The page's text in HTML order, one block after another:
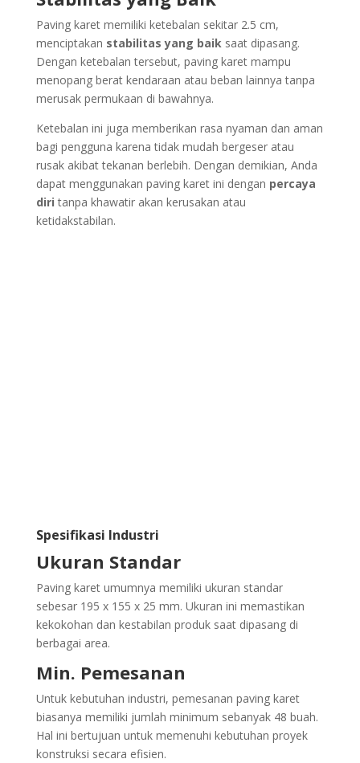
Paving karet memiliki ketebalan sekitar 2.5 cm,
menciptakan stabilitas yang baiksaat dipasang.
Dengan ketebalan tersebut, paving karet mampu
menopang berat kendaraan atau beban lainnya tanpa
merusak permukaan di bawahnya.
Ketebalan ini juga memberikan rasa nyaman dan aman
bagi pengguna karena tidak mudah bergeser atau
rusak akibat tekanan berlebih. Dengan demikian, Anda
dapat menggunakan paving karet ini dengan percaya
diri tanpa khawatir akan kerusakan atau
ketidakstabilan.
Spesifikasi Industri
Ukuran Standar
Paving karet umumnya memiliki ukuran standar
sebesar 195 x 155 x 25 mm. Ukuran ini memastikan
kekokohan dan kestabilan produk saat dipasang di
berbagai area.
Min. Pemesanan
Untuk kebutuhan industri, pemesanan paving karet
biasanya memiliki jumlah minimum sebanyak 48 buah.
Hal ini bertujuan untuk memenuhi kebutuhan proyek
konstruksi secara efisien.